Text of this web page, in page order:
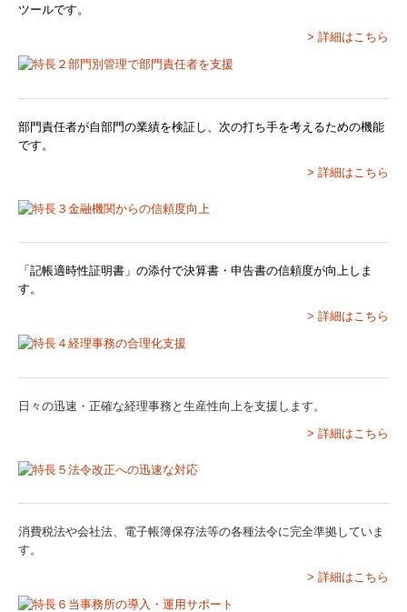
お問合せ
関与先向け融資商品ご紹介
戦略給与情報システム
お客様の声
求人情報
ツールです。
> 詳細はこちら
部門責任者が自部門の業績を検証し、次の打ち手を考えるための機能
です。
> 詳細はこちら
「記帳適時性証明書」の添付で決算書・申告書の信頼度が向上しま
す。
> 詳細はこちら
日々の迅速・正確な経理事務と生産性向上を支援します。
> 詳細はこちら
消費税法や会社法、電子帳簿保存法等の各種法令に完全準拠していま
す。
> 詳細はこちら